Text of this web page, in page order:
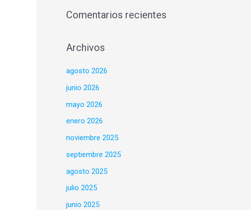
Comentarios recientes
Archivos
agosto 2026
junio 2026
mayo 2026
enero 2026
noviembre 2025
septiembre 2025
agosto 2025
julio 2025
junio 2025